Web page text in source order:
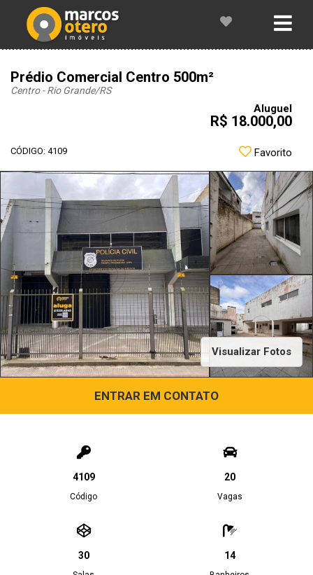
Prédio Comercial Centro 500m²
Centro - Rio Grande/RS
Aluguel
R$ 18.000,00
CÓDIGO: 4109 Favorito
Visualizar Fotos
ENTRAR EM CONTATO
4109
Código
20
Vagas
30 14